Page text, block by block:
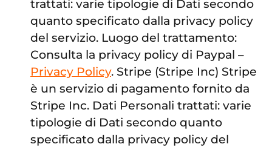
trattati: varie tipologie di Dati secondo
quanto specificato dalla privacy policy
del servizio. Luogo del trattamento:
Consulta la privacy policy di Paypal –
Privacy Policy. Stripe (Stripe Inc) Stripe
è un servizio di pagamento fornito da
Stripe Inc. Dati Personali trattati: varie
tipologie di Dati secondo quanto
specificato dalla privacy policy del